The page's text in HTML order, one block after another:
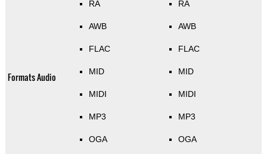
Formats Audio
RA
AWB
FLAC
MID
MIDI
MP3
OGA
RA
AWB
FLAC
MID
MIDI
MP3
OGA